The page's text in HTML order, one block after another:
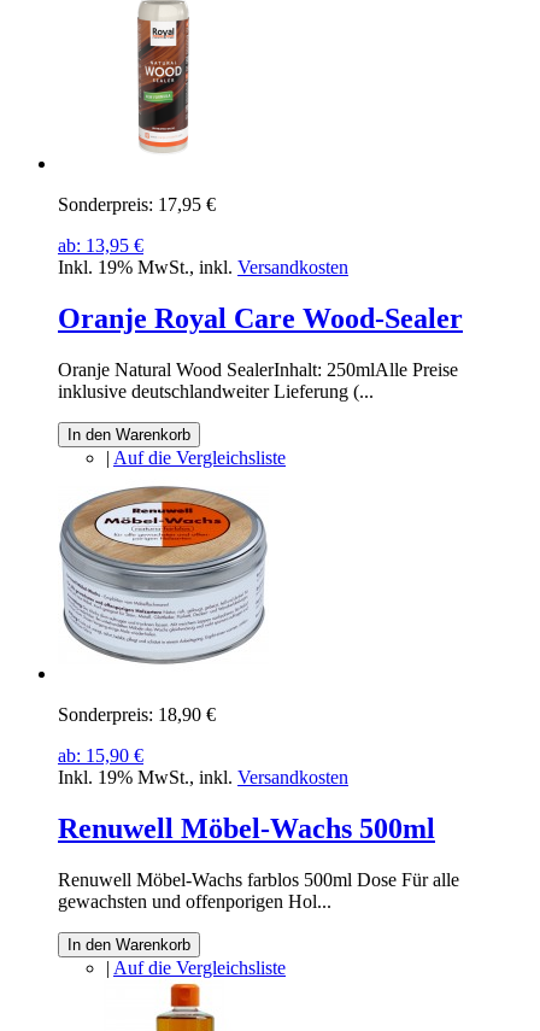
Sonderpreis: 17,95 €
ab: 13,95 €
Inkl. 19% MwSt., inkl. Versandkosten
Oranje Royal Care Wood-Sealer
Oranje Natural Wood SealerInhalt: 250mlAlle Preise
inklusive deutschlandweiter Lieferung (...
In den Warenkorb
| Auf die Vergleichsliste
Sonderpreis: 18,90 €
ab: 15,90 €
Inkl. 19% MwSt., inkl. Versandkosten
Renuwell Möbel-Wachs 500ml
Renuwell Möbel-Wachs farblos 500ml Dose Für alle
gewachsten und offenporigen Hol...
In den Warenkorb
| Auf die Vergleichsliste